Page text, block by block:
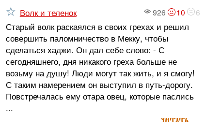
926 10 6
Волк и теленок
Старый волк раскаялся в своих грехах и решил
совершить паломничество в Мекку, чтобы
сделаться хаджи. Он дал себе слово: - С
сегодняшнего, дня никакого греха больше не
возьму на душу! Люди могут так жить, и я смогу!
С таким намерением он выступил в путь-дорогу.
Повстречалась ему отара овец, которые паслись
...
читать